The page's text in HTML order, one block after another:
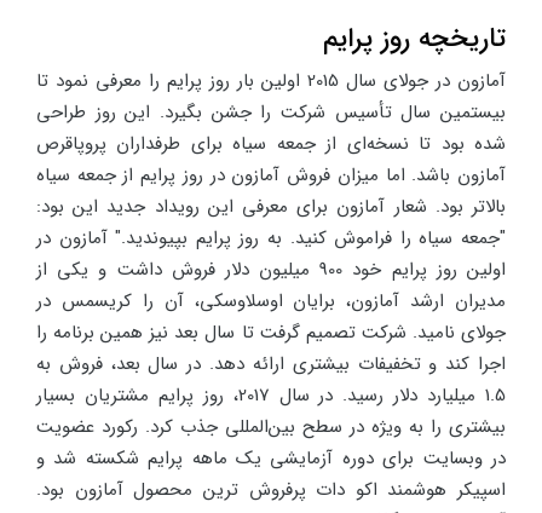
تاریخچه روز پرایم
آمازون در جولای سال 2015 اولین بار روز پرایم را معرفی نمود تا
بیستمین سال تأسیس شرکت را جشن بگیرد. این روز طراحی
شده بود تا نسخه‌ای از جمعه سیاه برای طرفداران پروپاقرص
آمازون باشد. اما میزان فروش آمازون در روز پرایم از جمعه سیاه
بالاتر بود. شعار آمازون برای معرفی این رویداد جدید این بود:
"جمعه سیاه را فراموش کنید. به روز پرایم بپیوندید." آمازون در
اولین روز پرایم خود 900 میلیون دلار فروش داشت و یکی از
مدیران ارشد آمازون، برایان اوسلاوسکی، آن را کریسمس در
جولای نامید. شرکت تصمیم گرفت تا سال بعد نیز همین برنامه را
اجرا کند و تخفیفات بیشتری ارائه دهد. در سال بعد، فروش به
1.5 میلیارد دلار رسید. در سال 2017، روز پرایم مشتریان بسیار
بیشتری را به ویژه در سطح بین‌المللی جذب کرد. رکورد عضویت
در وبسایت برای دوره آزمایشی یک ماهه پرایم شکسته شد و
اسپیکر هوشمند اکو دات پرفروش ترین محصول آمازون بود.